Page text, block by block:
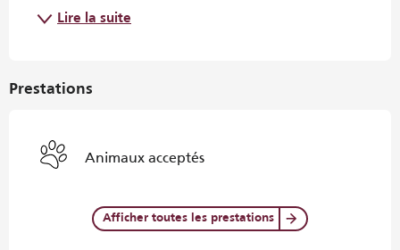
Lire la suite
Prestations
Animaux acceptés
Afficher toutes les prestations